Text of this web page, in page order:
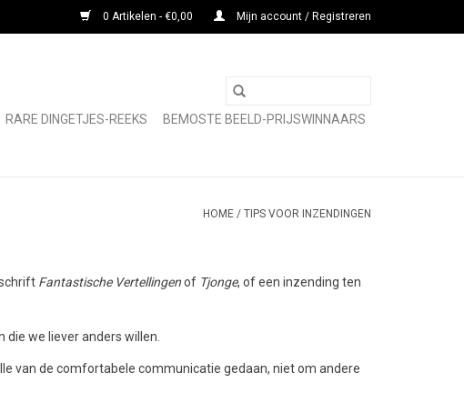
0 Artikelen - €0,00 Mijn account / Registreren
RARE DINGETJES-REEKS BEMOSTE BEELD-PRIJSWINNAARS
HOME / TIPS VOOR INZENDINGEN
Fantastische Vertellingenof Tjonge, of een inzending ten
we liever anders willen.
van de comfortabele communicatie gedaan, niet om andere